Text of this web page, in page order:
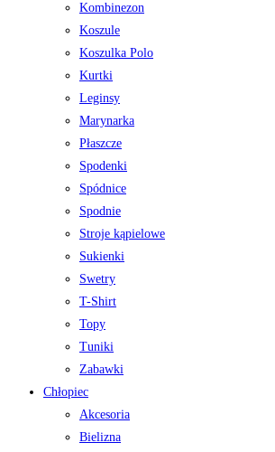
Kombinezon
Koszule
Koszulka Polo
Kurtki
Leginsy
Marynarka
Płaszcze
Spodenki
Spódnice
Spodnie
Stroje kąpielowe
Sukienki
Swetry
T-Shirt
Topy
Tuniki
Zabawki
Chłopiec
Akcesoria
Bielizna